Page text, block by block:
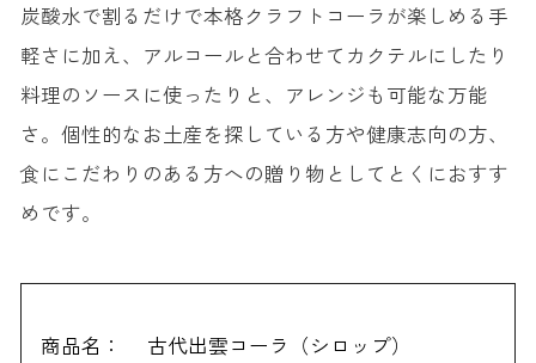
炭酸水で割るだけで本格クラフトコーラが楽しめる手
軽さに加え、アルコールと合わせてカクテルにしたり
料理のソースに使ったりと、アレンジも可能な万能
さ。個性的なお土産を探している方や健康志向の方、
食にこだわりのある方への贈り物としてとくにおすす
めです。
商品名：
古代出雲コーラ（シロップ）